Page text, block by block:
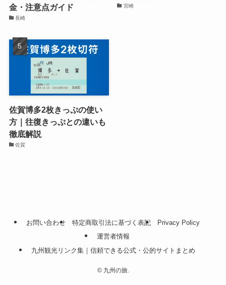
金・注意点ガイド
長崎
宮崎
佐賀博多2枚きっぷの使い
方｜往復きっぷとの違いも
徹底解説
佐賀
お問い合わせ 特定商取引法に基づく表記
Privacy Policy
運営者情報
九州観光リンク集｜信頼できる公式・公的サイトまとめ
©九州の旅.